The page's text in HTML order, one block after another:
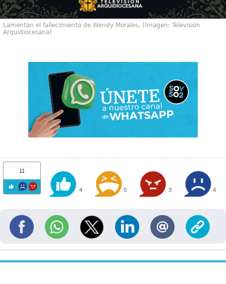
Lamentan el fallecimiento de Wendy Morales. (Imagen: Televisión
Arquidiocesana)
11
4 0 3 4